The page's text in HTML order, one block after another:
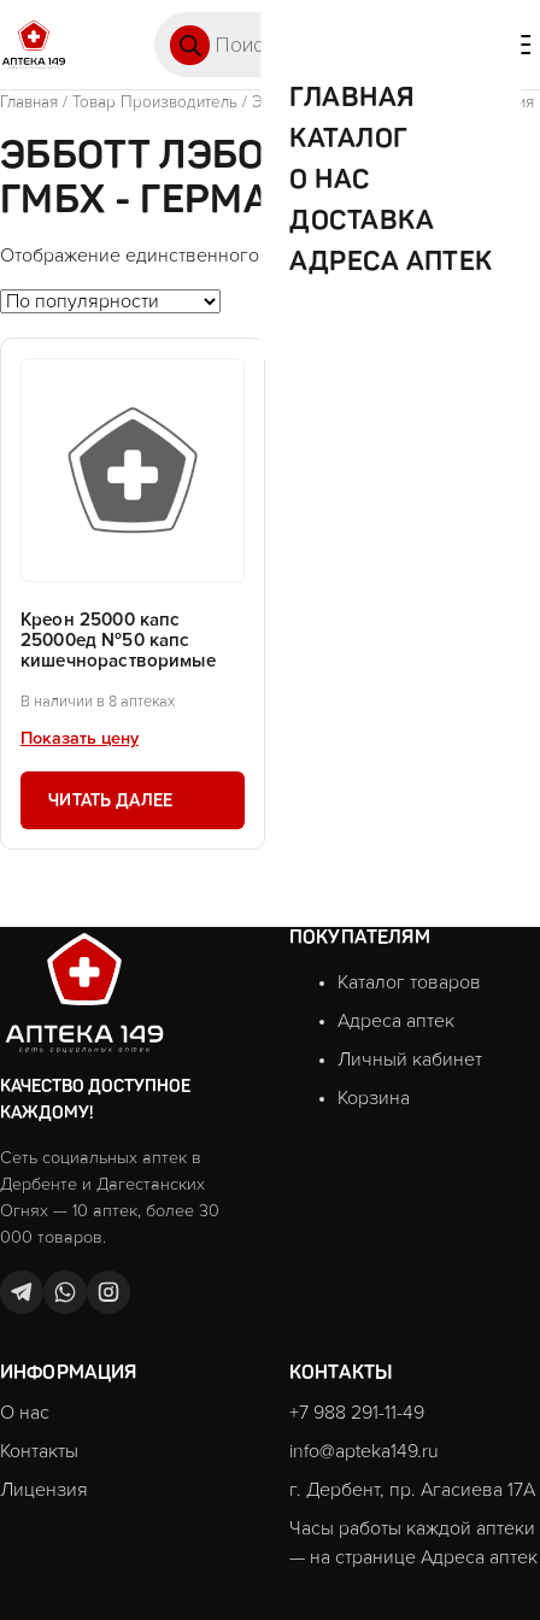
ГЛАВНАЯ
КАТАЛОГ
О НАС
ДОСТАВКА
АДРЕСА АПТЕК
Главная / Товар Производитель / Эбботт Лэбораториз ГмбХ - Германия
ЭББОТТ ЛЭБОРАТОРИЗ
ГМБХ - ГЕРМАНИЯ
Отображение единственного товара
Креон 25000 капс
25000ед №50 капс
кишечнорастворимые
В наличии в 8 аптеках
Показать цену
ЧИТАТЬ ДАЛЕЕ
КАЧЕСТВО ДОСТУПНОЕ
КАЖДОМУ!
Сеть социальных аптек в
Дербенте и Дагестанских
Огнях — 10 аптек, более 30
000 товаров.
ПОКУПАТЕЛЯМ
Каталог товаров
Адреса аптек
Личный кабинет
Корзина
ИНФОРМАЦИЯ
О нас
Контакты
Лицензия
КОНТАКТЫ
+7 988 291-11-49
info@apteka149.ru
г. Дербент, пр. Агасиева 17А
Часы работы каждой аптеки
— на странице Адреса аптек